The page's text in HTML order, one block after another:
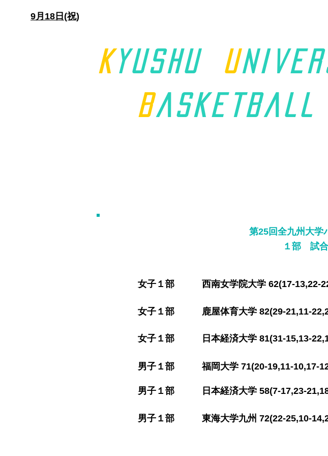
K yushu u
9月18日(祝)
Basket ball
第25回全九州大学
１部 試
女子１部 西南女学院大学 62(17-13,22-
​女子１部 鹿屋体育大学 82(29-21,11-22
​女子１部 日本経済大学 81(31-
男子１部 福岡大学 71(20-19,11-
男子１部 日本経済大学 58(7-17,23-
男子１部 東海大学九州 72(22-25,10-